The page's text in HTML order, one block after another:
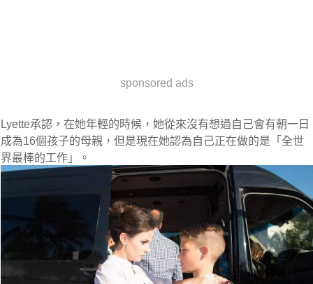
sponsored ads
Lyette承認，在她年輕的時候，她從來沒有想過自己會有朝一日
成為16個孩子的母親，但是現在她認為自己正在做的是「全世
界最棒的工作」。